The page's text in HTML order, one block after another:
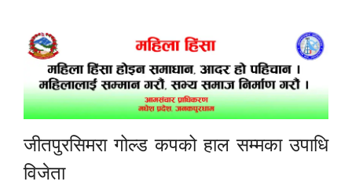
जीतपुरसिमरा गोल्ड कपको हाल सम्मका उपाधि
विजेता